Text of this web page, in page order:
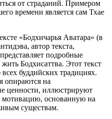
от страданий. Примером
времени является сам Тхае
«Бодхичарья Аватара» (в
автор текста,
подробные
Бодхисаттва. Этот текст
буддийских традициях.
опираются на
ценности, иллюстрируют
основанную на
существам.